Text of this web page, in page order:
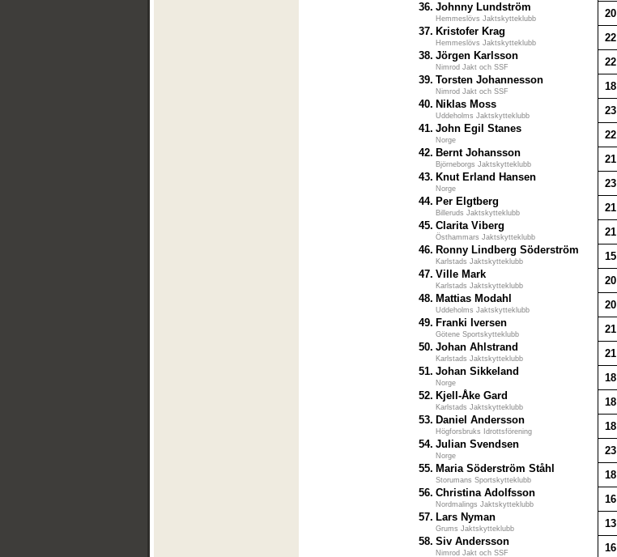
36. Johnny Lundström
Hemmeslövs Jaktskytteklubb 20
37. Kristofer Krag
Hemmeslövs Jaktskytteklubb 22
38. Jörgen Karlsson
Nimrod Jakt och SSF 22
39. Torsten Johannesson
Nimrod Jakt och SSF 18
40. Niklas Moss
Uddeholms Jaktskytteklubb 23
41. John Egil Stanes
Norge 22
42. Bernt Johansson
Björneborgs Jaktskytteklubb 21
43. Knut Erland Hansen
Norge 23
44. Per Elgtberg
Billeruds Jaktskytteklubb 21
45. Clarita Viberg
Östhammars Jaktskytteklubb 21
46. Ronny Lindberg Söderström
Karlstads Jaktskytteklubb 15
47. Ville Mark
Karlstads Jaktskytteklubb 20
48. Mattias Modahl
Uddeholms Jaktskytteklubb 20
49. Franki Iversen
Götene Sportskytteklubb 21
50. Johan Ahlstrand
Karlstads Jaktskytteklubb 21
51. Johan Sikkeland
Norge 18
52. Kjell-Åke Gard
Karlstads Jaktskytteklubb 18
53. Daniel Andersson
Högforsbruks Idrottsförening 18
54. Julian Svendsen
Norge 23
55. Maria Söderström Ståhl
Storumans Sportskytteklubb 18
56. Christina Adolfsson
Nordmalings Jaktskytteklubb 16
57. Lars Nyman
Grums Jaktskytteklubb 13
58. Siv Andersson
Nimrod Jakt och SSF 16